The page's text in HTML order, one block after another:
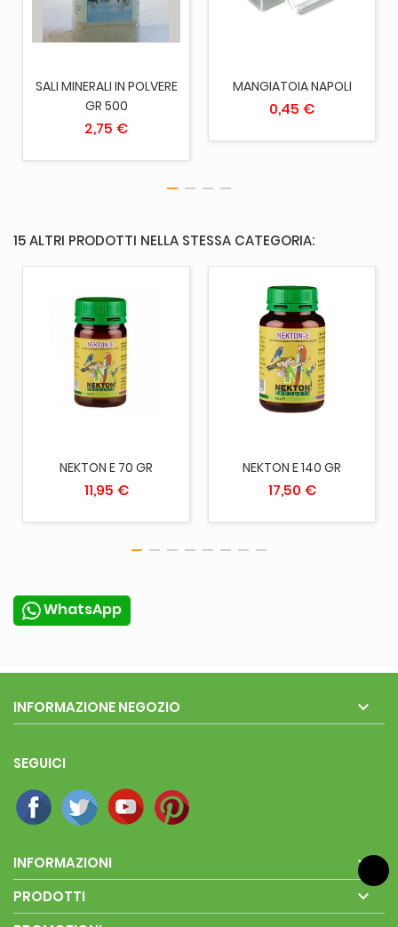
SALI MINERALI IN POLVERE
GR 500
2,75 €
MANGIATOIA NAPOLI
0,45 €
15 ALTRI PRODOTTI NELLA STESSA CATEGORIA:
NEKTON E 70 GR
11,95 €
NEKTON E 140 GR
17,50 €
WhatsApp
INFORMAZIONE NEGOZIO 
SEGUICI
INFORMAZIONI 
PRODOTTI 